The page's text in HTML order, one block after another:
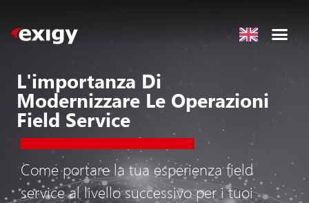
L'importanza Di
Modernizzare Le Operazioni
Field Service
Come portare la tua esperienza field
service al livello successivo per i tuoi